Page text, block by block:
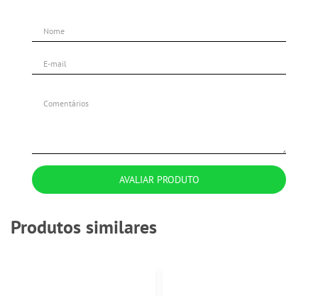
AVALIAR PRODUTO
Produtos similares